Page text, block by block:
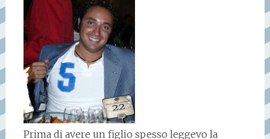
Prima di avere un figlio spesso leggevo la